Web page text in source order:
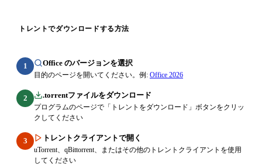
トレントでダウンロードする方法
1 Office のバージョンを選択
目的のページを開いてください。例: Office 2026
2 .torrentファイルをダウンロード
プログラムのページで「トレントをダウンロード」ボタンをクリッ
クしてください
3 トレントクライアントで開く
uTorrent、qBittorrent、またはその他のトレントクライアントを使用
してください